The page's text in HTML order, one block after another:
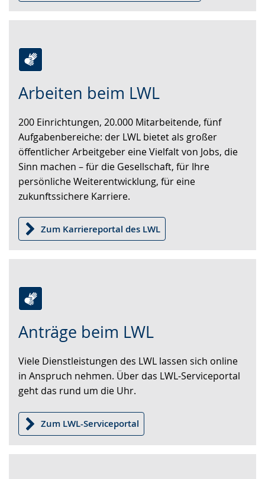
Arbeiten beim LWL
Leichten
wechseln.
Audio-
Video
Deutscher
Gebärdensprache
wird
angezeigt.
200 Einrichtungen, 20.000 Mitarbeitende, fünf
Aufgabenbereiche: der LWL bietet als großer
öffentlicher Arbeitgeber eine Vielfalt von Jobs, die
Sinn machen – für die Gesellschaft, für Ihre
persönliche Weiterentwicklung, für eine
zukunftssichere Karriere.
Zum Karriereportal des LWL
Anträge beim LWL
Leichten
wechseln.
Audio-
Video
Deutscher
Gebärdensprache
wird
Viele Dienstleistungen des LWL lassen sich online
in Anspruch nehmen. Über das LWL-Serviceportal
geht das rund um die Uhr.
Zum LWL-Serviceportal